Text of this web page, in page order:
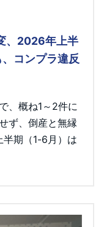
、2026年上半
コンプラ違反
、概ね1～2件に
ず、倒産と無縁
期（1-6月）は